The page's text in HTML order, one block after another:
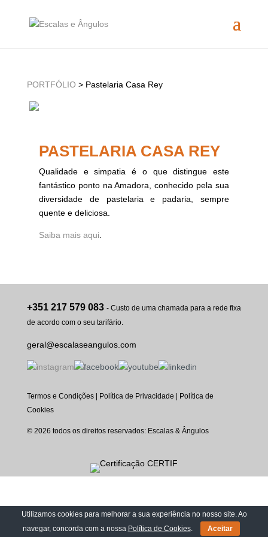
PORTFÓLIO > Pastelaria Casa Rey
PASTELARIA CASA REY
Qualidade e simpatia é o que distingue este
fantástico ponto na Amadora, conhecido pela sua
diversidade de pastelaria e padaria, sempre
quente e deliciosa.
Saiba mais aqui
+351 217 579 083 - Custo de uma chamada para a rede fixa
de acordo com o seu tarifário.
geral@escalaseangulos.com
Termos e Condições| Política de Privacidade
Política de
Cookies
© 2026 todos os direitos reservados: Escalas & Ângulos
Utilizamos cookies para melhorar a sua experiência no nosso site. Ao
navegar, concorda com a nossa Política de Cookies. Aceitar